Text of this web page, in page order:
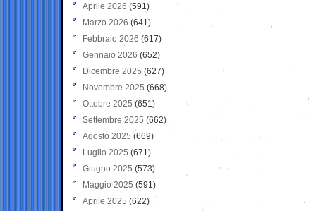
Aprile 2026 (591)
Marzo 2026 (641)
Febbraio 2026 (617)
Gennaio 2026 (652)
Dicembre 2025 (627)
Novembre 2025 (668)
Ottobre 2025 (651)
Settembre 2025 (662)
Agosto 2025 (669)
Luglio 2025 (671)
Giugno 2025 (573)
Maggio 2025 (591)
Aprile 2025 (622)